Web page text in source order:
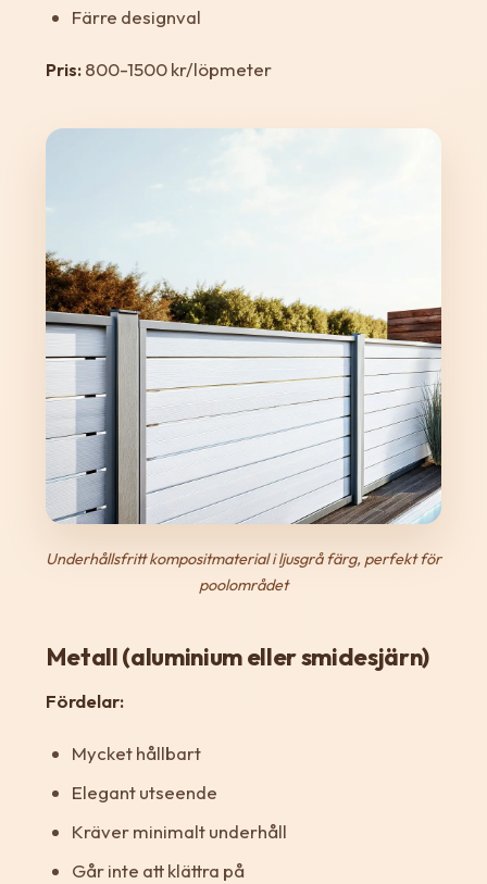
Färre designval
Pris:800-1500 kr/löpmeter
Underhållsfritt kompositmaterial i ljusgrå färg, perfekt för
poolområdet
Metall (aluminium eller smidesjärn)
Fördelar:
Mycket hållbart
Elegant utseende
Kräver minimalt underhåll
Går inte att klättra på